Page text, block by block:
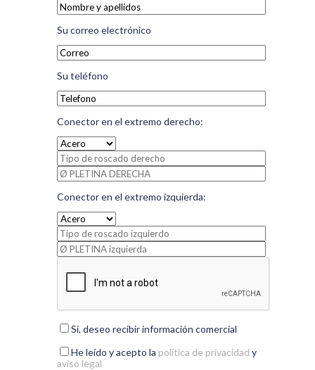
Su correo electrónico
Su teléfono
Conector en el extremo derecho:
Conector en el extremo izquierda:
Sí, deseo recibir información comercial
He leído y acepto la política de privacidad y
aviso legal